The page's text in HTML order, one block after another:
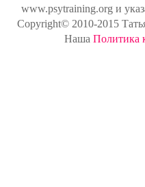
www.psytraining.org и
Copyright© 2010-2015
Наша Политика